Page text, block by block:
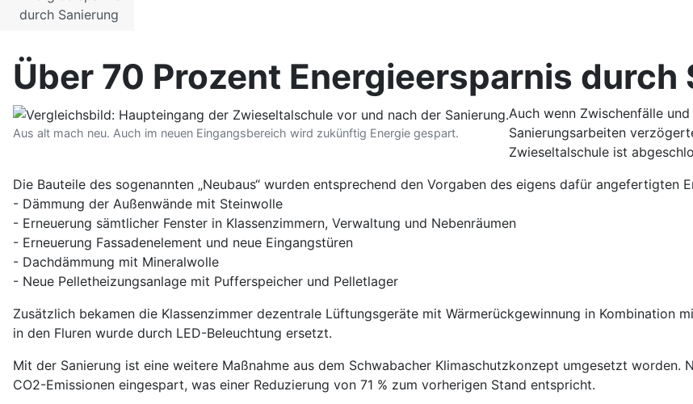
durch Sanierung
Über 70 Prozent Energieersparnis durch
Aus alt mach neu. Auch im neuen Eingangsbereich wird zukünftig Energie gespart.
Auch wenn Zwischenfälle
Sanierungsarbeiten
Zwieseltalschule ist
Die Bauteile des sogenannten „Neubaus“ wurden entsprechend den Vorgaben des eigens dafür angefertigten
- Dämmung der Außenwände mit Steinwolle
- Erneuerung sämtlicher Fenster in Klassenzimmern, Verwaltung und Nebenräumen
- Erneuerung Fassadenelement und neue Eingangstüren
- Dachdämmung mit Mineralwolle
- Neue Pelletheizungsanlage mit Pufferspeicher und Pelletlager
Zusätzlich bekamen die Klassenzimmer dezentrale Lüftungsgeräte mit Wärmerückgewinnung in Kombination
in den Fluren wurde durch LED-Beleuchtung ersetzt.
Mit der Sanierung ist eine weitere Maßnahme aus dem Schwabacher Klimaschutzkonzept umgesetzt worden.
CO2-Emissionen eingespart, was einer Reduzierung von 71 % zum vorherigen Stand entspricht.